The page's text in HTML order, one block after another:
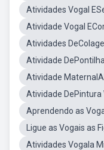
Atividades Vogal
Atividade Vogal
Atividades
Atividade
Atividade
Atividade DePintura
Aprendendo as
Ligue as Vogais as
Atividades Vogala